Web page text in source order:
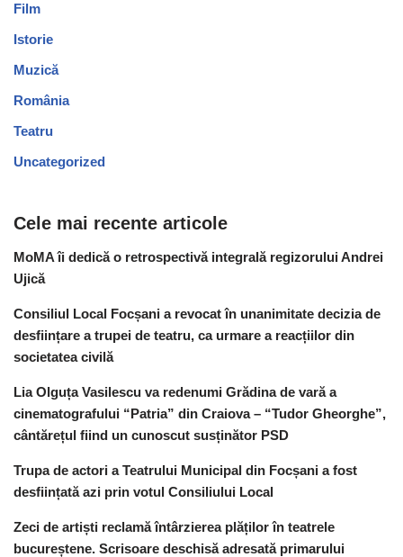
Film
Istorie
Muzică
România
Teatru
Uncategorized
Cele mai recente articole
MoMA îi dedică o retrospectivă integrală regizorului Andrei
Ujică
Consiliul Local Focșani a revocat în unanimitate decizia de
desființare a trupei de teatru, ca urmare a reacțiilor din
societatea civilă
Lia Olguța Vasilescu va redenumi Grădina de vară a
cinematografului “Patria” din Craiova – “Tudor Gheorghe”,
cântărețul fiind un cunoscut susținător PSD
Trupa de actori a Teatrului Municipal din Focșani a fost
desființată azi prin votul Consiliului Local
Zeci de artiști reclamă întârzierea plăților în teatrele
bucureștene. Scrisoare deschisă adresată primarului